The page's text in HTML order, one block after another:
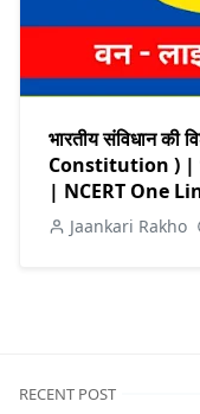
भारतीय संविधान
Constitution ) |
| NCERT One
Jaankari Rakho
RECENT POST